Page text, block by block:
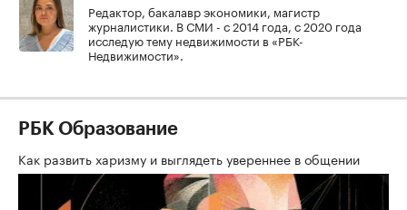
Редактор, бакалавр экономики, магистр
журналистики. В СМИ - с 2014 года, с 2020 года
исследую тему недвижимости в «РБК-
Недвижимости».
РБК Образование
Как развить харизму и выглядеть увереннее в общении